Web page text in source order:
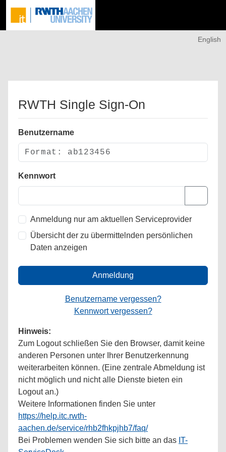
English
RWTH Single Sign-On
Benutzername
Kennwort
Anmeldung nur am aktuellen Serviceprovider
Übersicht der zu übermittelnden persönlichen
Daten anzeigen
Anmeldung
Benutzername vergessen?
Kennwort vergessen?
Hinweis:
Zum Logout schließen Sie den Browser, damit keine
anderen Personen unter Ihrer Benutzerkennung
weiterarbeiten können. (Eine zentrale Abmeldung ist
nicht möglich und nicht alle Dienste bieten ein
Logout an.)
Weitere Informationen finden Sie unter
https://help.itc.rwth-
aachen.de/service/rhb2fhkpjhb7/faq/
Bei Problemen wenden Sie sich bitte an das IT-